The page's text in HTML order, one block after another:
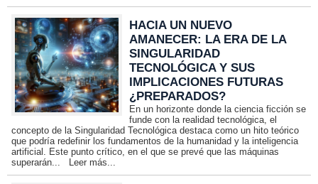
HACIA UN NUEVO
AMANECER: LA ERA DE LA
SINGULARIDAD
TECNOLÓGICA Y SUS
IMPLICACIONES FUTURAS
¿PREPARADOS?
En un horizonte donde la ciencia ficción se
funde con la realidad tecnológica, el
concepto de la Singularidad Tecnológica destaca como un hito teórico
que podría redefinir los fundamentos de la humanidad y la inteligencia
artificial. Este punto crítico, en el que se prevé que las máquinas
superarán...
Leer más...